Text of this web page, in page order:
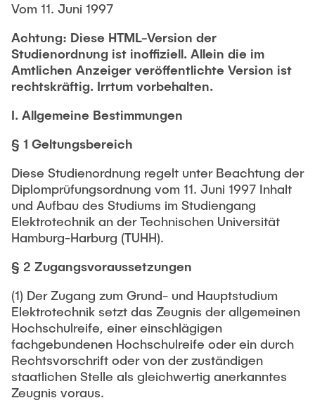
Newsroom
Pressemitteilungen
Flyer und Broschüren
Magazin spektrum
Merchandise-Shop
Arbeiten an der TU Hamburg
Stellenausschreibungen
Berufsausbildung und Praktika
Intern
Beratung und Kontakt
Neu an der TUHH
Rund ums Studium
Studienorganisation
AI in Education
Alumni
Berufseinstieg - Career Center
Graduiertenakademie
Promotion und Habilitation
Lehre und Lernen
Best Practices Lehre
Hochschuldidaktik - ZLL
LearnING Center
UNU HUB "Engineering to Face Climate Change"
Forschungsförderung
Early Career Researchers
Gute Wissenschaftliche Praxis
Future Lectures
Team
Transfer
Interdisziplinärer Workshop des FSP
„Biobasierte Prozesse und
Reaktortechnologien“
Studiengänge
Forschung und Institute
Technologie und Innovation in der Bildung
Studiengänge
Forschung und Institute
Management-Wissenschaften und Technologie
Studiengänge
Maschinenbau
Studiengänge
Forschung und Institute
Studienbereich FIT
Intercultural Hub
(Gast)Wissenschaftler*innen
Partnerships and Strategy
Strategie
ECIU University
Contacts & International Team
Vom 11. Juni 1997
Achtung: Diese HTML-Version der
Studienordnung ist inoffiziell. Allein die im
Amtlichen Anzeiger veröffentlichte Version ist
rechtskräftig. Irrtum vorbehalten.
I. Allgemeine Bestimmungen
§ 1 Geltungsbereich
Diese Studienordnung regelt unter Beachtung der
Diplomprüfungsordnung vom 11. Juni 1997 Inhalt
und Aufbau des Studiums im Studiengang
Elektrotechnik an der Technischen Universität
Hamburg-Harburg (TUHH).
§ 2 Zugangsvoraussetzungen
(1) Der Zugang zum Grund- und Hauptstudium
Elektrotechnik setzt das Zeugnis der allgemeinen
Hochschulreife, einer einschlägigen
fachgebundenen Hochschulreife oder ein durch
Rechtsvorschrift oder von der zuständigen
staatlichen Stelle als gleichwertig anerkanntes
Zeugnis voraus.